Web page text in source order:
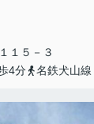
１１５－３
4分
名鉄犬山